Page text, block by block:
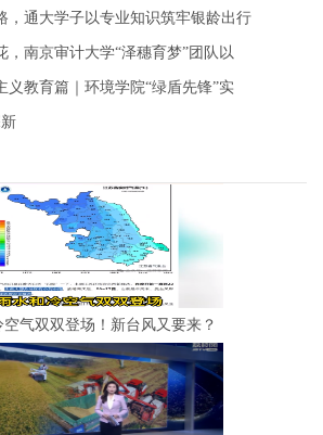
，通大学子以专业知识筑牢银龄出行
，南京审计大学“泽穗育梦”团队以
义教育篇｜环境学院“绿盾先锋”实
气双双登场！新台风又要来？